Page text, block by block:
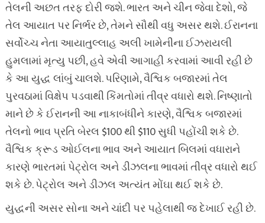
તેલની અછત તરફ દોરી જશે. ભારત અને ચીન જેવા દેશો, જે
તેલ આયાત પર નિર્ભર છે, તેમને સૌથી વધુ અસર થશે. ઈરાનના
સર્વોચ્ચ નેતા આયાતુલ્લાહ અલી ખામેનીના ઈઝરાયલી
હુમલામાં મૃત્યુ પછી, હવે એવી આગાહી કરવામાં આવી રહી છે
કે આ યુદ્ધ લાંબું ચાલશે. પરિણામે, વૈશ્વિક બજારમાં તેલ
પુરવઠામાં વિક્ષેપ પડવાથી કિંમતોમાં તીવ્ર વધારો થશે. નિષ્ણાતો
માને છે કે ઈરાનની આ નાકાબંધીને કારણે, વૈશ્વિક બજારમાં
તેલનો ભાવ પ્રતિ બેરલ $100 થી $110 સુધી પહોંચી શકે છે.
વૈશ્વિક ક્રૂડ ઓઈલના ભાવ અને આયાત બિલમાં વધારાને
કારણે ભારતમાં પેટ્રોલ અને ડીઝલના ભાવમાં તીવ્ર વધારો થઈ
શકે છે. પેટ્રોલ અને ડીઝલ અત્યંત મોંઘા થઈ શકે છે.
યુદ્ધની અસર સોના અને ચાંદી પર પહેલાથી જ દેખાઈ રહી છે.